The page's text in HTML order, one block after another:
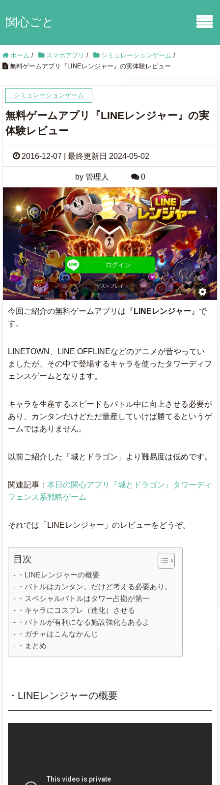
関心ごと
ホーム / スマホアプリ / シミュレーションゲーム /
無料ゲームアプリ『LINEレンジャー』の実体験レビュー
シミュレーションゲーム
無料ゲームアプリ『LINEレンジャー』の実
体験レビュー
2016-12-07 | 最終更新日 2024-05-02
by 管理人 0
今回ご紹介の無料ゲームアプリは『 LINEレンジャー 』で
す。
LINETOWN、LINE OFFLINEなどのアニメが昔やってい
ましたが、その中で登場するキャラを使ったタワーディフ
ェンスゲームとなります。
キャラを生産するスピードもバトル中に向上させる必要が
あり、カンタンだけどただ量産していけば勝てるというゲ
ームではありません。
以前ご紹介した「城とドラゴン」より難易度は低めです。
関連記事： 本日の関心アプリ『城とドラゴン』タワーディ
フェンス系戦略ゲーム
それでは「LINEレンジャー」のレビューをどうぞ。
目次
・LINEレンジャーの概要
・バトルはカンタン。だけど考える必要あり。
・スペシャルバトルはタワー占拠が第一
・キャラにコスプレ（進化）させる
・バトルが有利になる施設強化もあるよ
・ガチャはこんなかんじ
・まとめ
・LINEレンジャーの概要